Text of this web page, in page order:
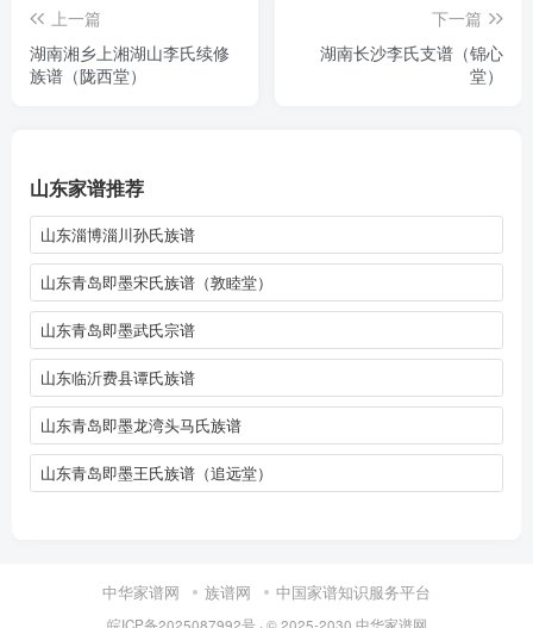
上一篇
湖南湘乡上湘湖山李氏续修
族谱（陇西堂）
下一篇
湖南长沙李氏支谱（锦心
堂）
山东家谱推荐
山东淄博淄川孙氏族谱
山东青岛即墨宋氏族谱（敦睦堂）
山东青岛即墨武氏宗谱
山东临沂费县谭氏族谱
山东青岛即墨龙湾头马氏族谱
山东青岛即墨王氏族谱（追远堂）
中华家谱网 族谱网 中国家谱知识服务平台
皖ICP备2025087992号· © 2025-2030 中华家谱网